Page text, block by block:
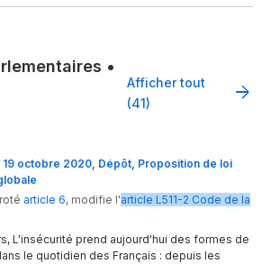
•
Afficher tout
(41)
19 octobre 2020, Dépôt, Proposition de loi
article 6, modifie l'article L511-2 Code de la
L'insécurité prend aujourd'hui des formes de
le quotidien des Français : depuis les